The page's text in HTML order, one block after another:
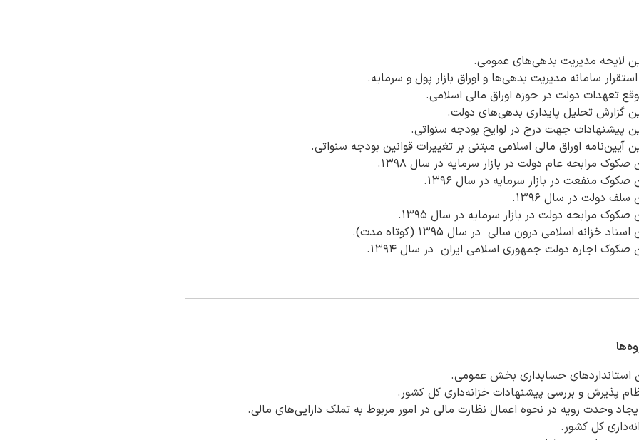
لایحه مدیریت بدهی‌های عمومی.
سامانه مدیریت بدهی‌ها و اوراق بازار پول و سرمایه.
تعهدات دولت در حوزه اوراق مالی اسلامی.
گزارش تحلیل پایداری بدهی‌های دولت.
پیشنهادات جهت درج در لوایح بودجه سنواتی.
آیین‌نامه اوراق مالی اسلامی مبتنی بر تغییرات قوانین بودجه سنواتی.
مرابحه عام دولت در بازار سرمایه در سال ۱۳۹۸.
منفعت در بازار سرمایه در سال ۱۳۹۶.
دولت در سال ۱۳۹۶.
مرابحه دولت در بازار سرمایه در سال ۱۳۹۵.
خزانه اسلامی درون سالی در سال ۱۳۹۵ (کوتاه مدت).
صکوک اجاره دولت جمهوری اسلامی ایران در سال ۱۳۹۴.
استانداردهای حسابداری بخش عمومی.
پذیرش و بررسی پیشنهادات خزانه‌داری کل کشور.
وحدت رویه در نحوه اعمال نظارت مالی در امور مربوط به تملک دارایی‌های مالی.
کل کشور.